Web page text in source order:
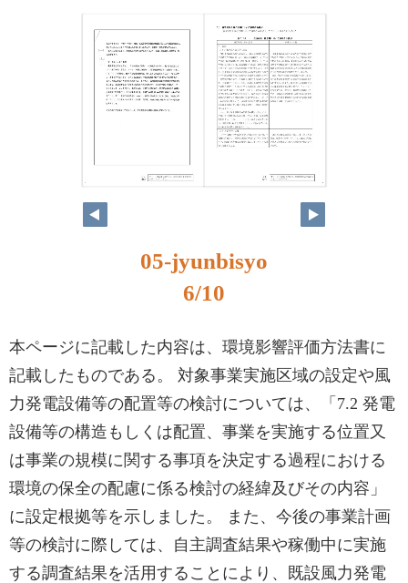
5 6
05-jyunbisyo
6/10
本ページに記載した内容は、環境影響評価方法書に
記載したものである。 対象事業実施区域の設定や風
力発電設備等の配置等の検討については、「7.2 発電
設備等の構造もしくは配置、事業を実施する位置又
は事業の規模に関する事項を決定する過程における
環境の保全の配慮に係る検討の経緯及びその内容」
に設定根拠等を示しました。 また、今後の事業計画
等の検討に際しては、自主調査結果や稼働中に実施
する調査結果を活用することにより、既設風力発電